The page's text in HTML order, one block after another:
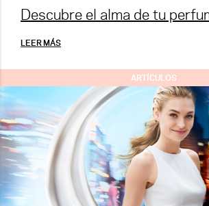
Descubre el alma de tu
LEER MÁS
ARTÍCULOS